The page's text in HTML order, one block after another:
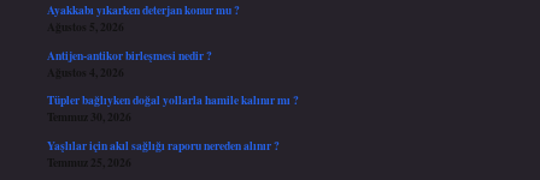
Ayakkabı yıkarken deterjan konur mu ?
Ağustos 5, 2026
Antijen-antikor birleşmesi nedir ?
Ağustos 4, 2026
Tüpler bağlıyken doğal yollarla hamile kalınır mı ?
Temmuz 30, 2026
Yaşlılar için akıl sağlığı raporu nereden alınır ?
Temmuz 25, 2026